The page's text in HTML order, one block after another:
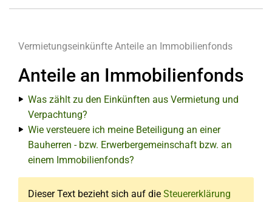
Vermietungseinkünfte Anteile an Immobilienfonds
Anteile an Immobilienfonds
Was zählt zu den Einkünften aus Vermietung und
Verpachtung?
Wie versteuere ich meine Beteiligung an einer
Bauherren - bzw. Erwerbergemeinschaft bzw. an
einem Immobilienfonds?
Dieser Text bezieht sich auf die Steuererklärung